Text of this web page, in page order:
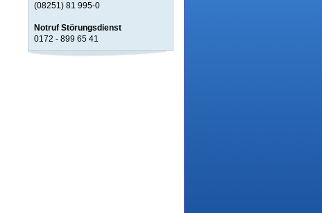
(08251) 81 995-0
Notruf Störungsdienst
0172 - 899 65 41